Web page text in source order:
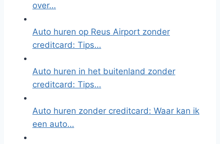
over…
Auto huren op Reus Airport zonder
creditcard: Tips…
Auto huren in het buitenland zonder
creditcard: Tips…
Auto huren zonder creditcard: Waar kan ik
een auto…